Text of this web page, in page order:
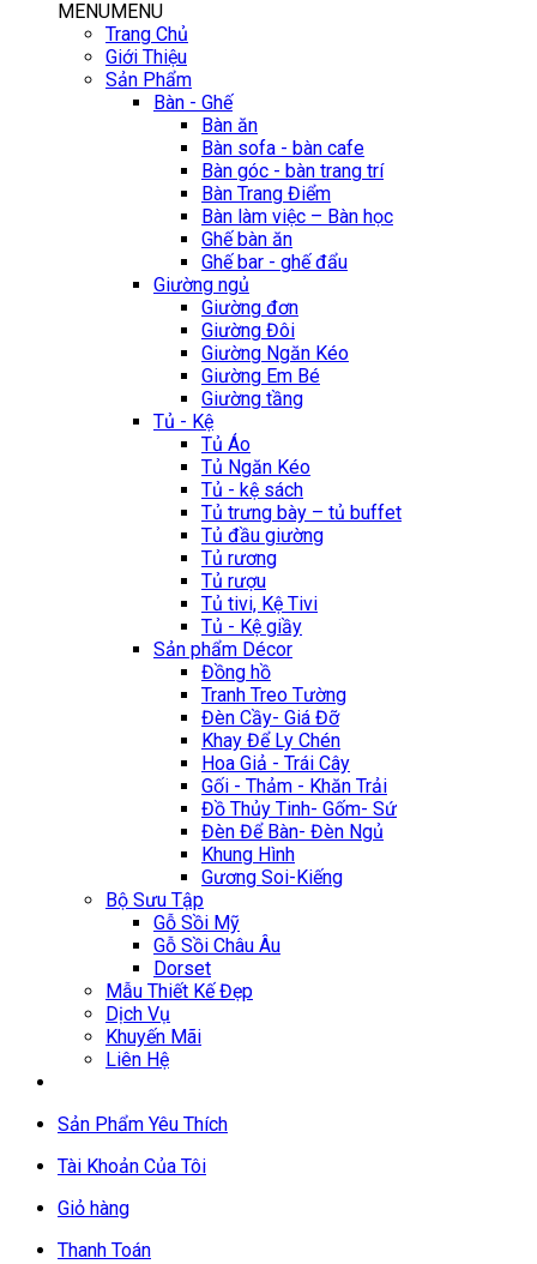
MENUMENU
Trang Chủ
Giới Thiệu
Sản Phẩm
Bàn - Ghế
Bàn ăn
Bàn sofa - bàn cafe
Bàn góc - bàn trang trí
Bàn Trang Điểm
Bàn làm việc – Bàn học
Ghế bàn ăn
Ghế bar - ghế đẩu
Giường ngủ
Giường đơn
Giường Đôi
Giường Ngăn Kéo
Giường Em Bé
Giường tầng
Tủ - Kệ
Tủ Áo
Tủ Ngăn Kéo
Tủ - kệ sách
Tủ trưng bày – tủ buffet
Tủ đầu giường
Tủ rương
Tủ rượu
Tủ tivi, Kệ Tivi
Tủ - Kệ giầy
Sản phẩm Décor
Đồng hồ
Tranh Treo Tường
Đèn Cầy- Giá Đỡ
Khay Để Ly Chén
Hoa Giả - Trái Cây
Gối - Thảm - Khăn Trải
Đồ Thủy Tinh- Gốm- Sứ
Đèn Để Bàn- Đèn Ngủ
Khung Hình
Gương Soi-Kiếng
Bộ Sưu Tập
Gỗ Sồi Mỹ
Gỗ Sồi Châu Âu
Dorset
Mẫu Thiết Kế Đẹp
Dịch Vụ
Khuyến Mãi
Liên Hệ
Sản Phẩm Yêu Thích
Tài Khoản Của Tôi
Giỏ hàng
Thanh Toán